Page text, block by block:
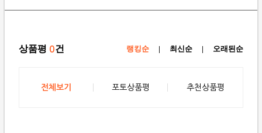
상품평 0건 랭킹순 | 최신순 | 오래된순
전체보기 포토상품평 추천상품평